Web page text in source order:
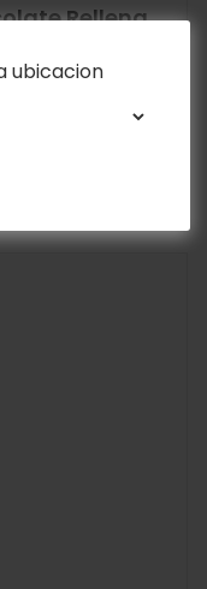
ubicacion
Rellena